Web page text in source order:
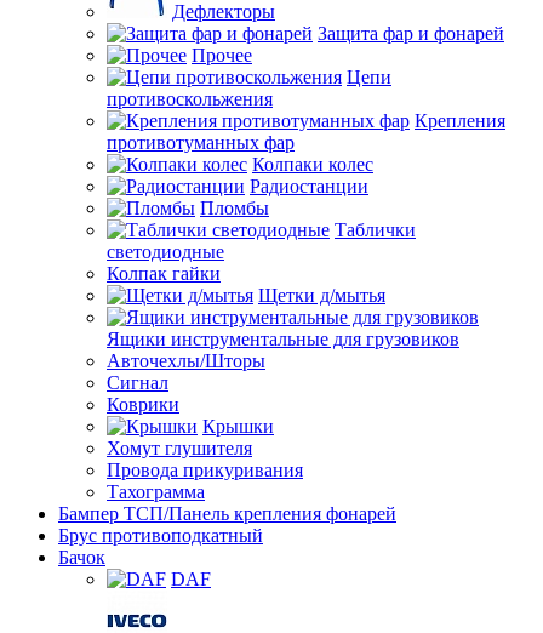
Дефлекторы
Защита фар и фонарей
Прочее
Цепи
противоскольжения
Крепления
противотуманных фар
Колпаки колес
Радиостанции
Пломбы
Таблички
светодиодные
Колпак гайки
Щетки д/мытья
Ящики инструментальные для грузовиков
Авточехлы/Шторы
Сигнал
Коврики
Крышки
Хомут глушителя
Провода прикуривания
Тахограмма
Бампер ТСП/Панель крепления фонарей
Брус противоподкатный
Бачок
DAF